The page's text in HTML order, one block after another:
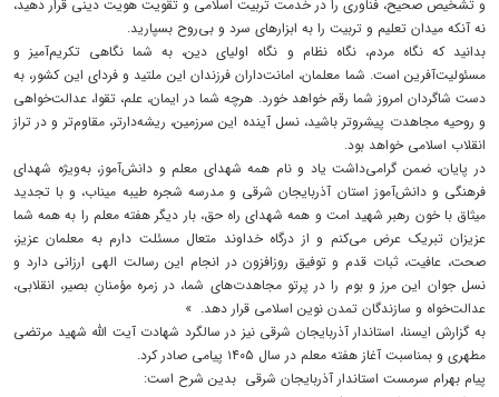
و تشخیص صحیح، فناوری را در خدمت تربیت اسلامی و تقویت هویت دینی قرار دهید،
نه آنکه میدان تعلیم و تربیت را به ابزارهای سرد و بی‌روح بسپارید.
بدانید که نگاه مردم، نگاه نظام و نگاه اولیای دین، به شما نگاهی تکریم‌آمیز و
مسئولیت‌آفرین است. شما معلمان، امانت‌داران فرزندان این ملتید و فردای این کشور، به
دست شاگردان امروز شما رقم خواهد خورد. هرچه شما در ایمان، علم، تقوا، عدالت‌خواهی
و روحیه مجاهدت پیشروتر باشید، نسل آینده این سرزمین، ریشه‌دارتر، مقاوم‌تر و در تراز
انقلاب اسلامی خواهد بود.
در پایان، ضمن گرامی‌داشت یاد و نام همه شهدای معلم و دانش‌آموز، به‌ویژه شهدای
فرهنگی و دانش‌آموز استان آذربایجان شرقی و مدرسه شجره طیبه میناب، و با تجدید
میثاق با خون رهبر شهید امت و همه شهدای راه حق، بار دیگر هفته معلم را به همه شما
عزیزان تبریک عرض می‌کنم و از درگاه خداوند متعال مسئلت دارم به معلمان عزیز،
صحت، عافیت، ثبات قدم و توفیق روزافزون در انجام این رسالت الهی ارزانی دارد و
نسل جوان این مرز و بوم را در پرتو مجاهدت‌های شما، در زمره مؤمنانِ بصیر، انقلابی،
عدالت‌خواه و سازندگان تمدن نوین اسلامی قرار دهد. »
به گزارش ایسنا، استاندار آذربایجان شرقی نیز در سالگرد شهادت آیت الله شهید مرتضی
مطهری و بمناسبت آغاز هفته معلم در سال ۱۴۰۵ پیامی صادر کرد.
پیام بهرام سرمست استاندار آذربایجان شرقی بدین شرح است: